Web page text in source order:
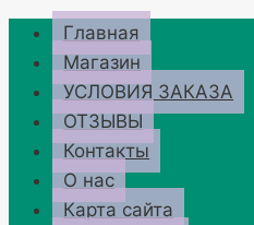
Перейти
содержимому
Главная
Магазин
УСЛОВИЯ ЗАКАЗА
ОТЗЫВЫ
Контакты
О нас
Карта сайта